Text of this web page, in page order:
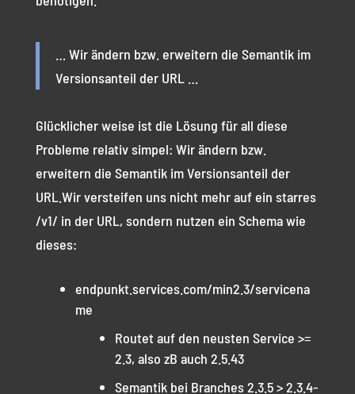
… Wir ändern bzw. erweitern die Semantik im
Versionsanteil der URL …
Glücklicher weise ist die Lösung für all diese
Probleme relativ simpel: Wir ändern bzw.
erweitern die Semantik im Versionsanteil der
URL.Wir versteifen uns nicht mehr auf ein starres
/v1/ in der URL, sondern nutzen ein Schema wie
dieses:
endpunkt.services.com/min2.3/servicena
me
Routet auf den neusten Service >=
2.3, also zB auch 2.5.43
Semantik bei Branches 2.3.5 > 2.3.4-